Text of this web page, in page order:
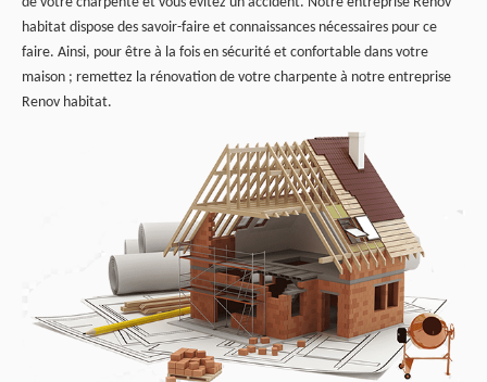
habitat dispose des savoir-faire et connaissances nécessaires pour ce
faire. Ainsi, pour être à la fois en sécurité et confortable dans votre
maison ; remettez la rénovation de votre charpente à notre entreprise
Renov habitat.